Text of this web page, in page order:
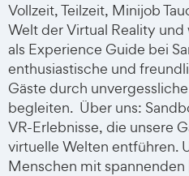
Vollzeit, Teilzeit, Minijob
Welt der Virtual Reality und
als Experience Guide bei
enthusiastische und
Gäste durch
begleiten. Über uns:
VR-Erlebnisse, die unsere
virtuelle Welten entführen.
Menschen mit